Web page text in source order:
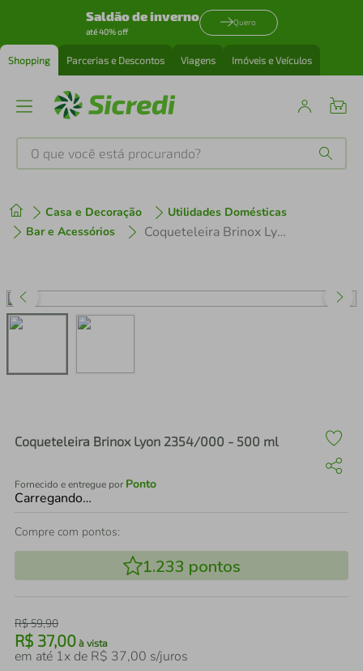
Saldão de inverno
até 40% off
Quero
Shopping Parcerias e Descontos Viagens Imóveis e Veículos
O que você está procurando?
Casa e Decoração
Utilidades Domésticas
Bar e Acessórios
Coqueteleira Brinox Lyon 2354/000 - 500 ml
Coqueteleira Brinox Lyon 2354/000 - 500 ml
Fornecido e entregue por Ponto
Carregando…
Compre com pontos:
1.233 pontos
R$59,90
R$ 37,00 à vista
em até 1x de R$ 37,00 s/juros
1 º tenis
3º perfume